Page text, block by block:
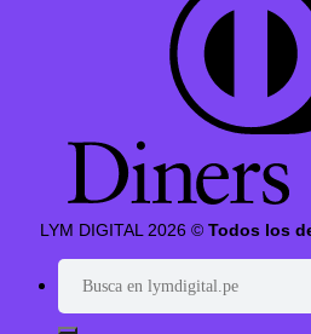
LYM DIGITAL 2026 © Todos los
Buscar
por: